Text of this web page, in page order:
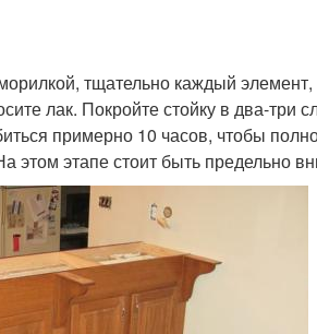
тщательно каждый
лак. Покройте стойку в два-три
примерно 10 часов, чтобы
этом этапе стоит быть предельно